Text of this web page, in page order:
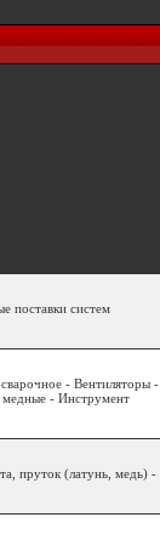
поставки систем
- Вентиляторы -
- Инструмент
пруток (латунь, медь) -